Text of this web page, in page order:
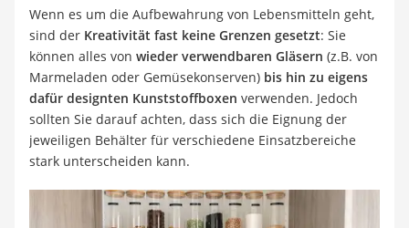
Wenn es um die Aufbewahrung von Lebensmitteln geht,
sind der Kreativität fast keine Grenzen gesetzt: Sie
können alles von wieder verwendbaren Gläsern (z.B. von
Marmeladen oder Gemüsekonserven) bis hin zu eigens
dafür designten Kunststoffboxen verwenden. Jedoch
sollten Sie darauf achten, dass sich die Eignung der
jeweiligen Behälter für verschiedene Einsatzbereiche
stark unterscheiden kann.